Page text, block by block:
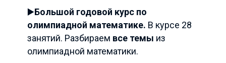
▶️Большой годовой курс по
олимпиадной математике. В курсе 28
занятий. Разбираем все темы из
олимпиадной математики.